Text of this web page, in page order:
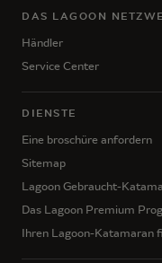
DAS LAGOON
Händler
Service Center
DIENSTE
Eine broschüre anfordern
Sitemap
Lagoon Gebraucht-
Das Lagoon Premium
Ihren Lagoon-Katamaran